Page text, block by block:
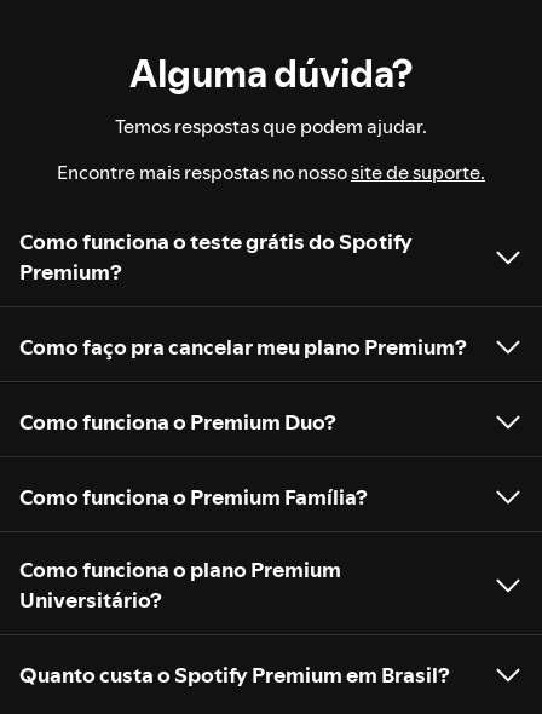
Alguma dúvida?
Temos respostas que podem ajudar.
Encontre mais respostas no nossosite de suporte.
Como funciona o teste grátis do Spotify
Premium?
Como faço pra cancelar meu plano Premium?
Como funciona o Premium Duo?
Como funciona o Premium Família?
Como funciona o plano Premium
Universitário?
Quanto custa o Spotify Premium em Brasil?